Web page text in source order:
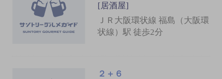
[居酒屋]
ＪＲ大阪環状線 福島（大阪環
状線）駅 徒歩2分
２＋６